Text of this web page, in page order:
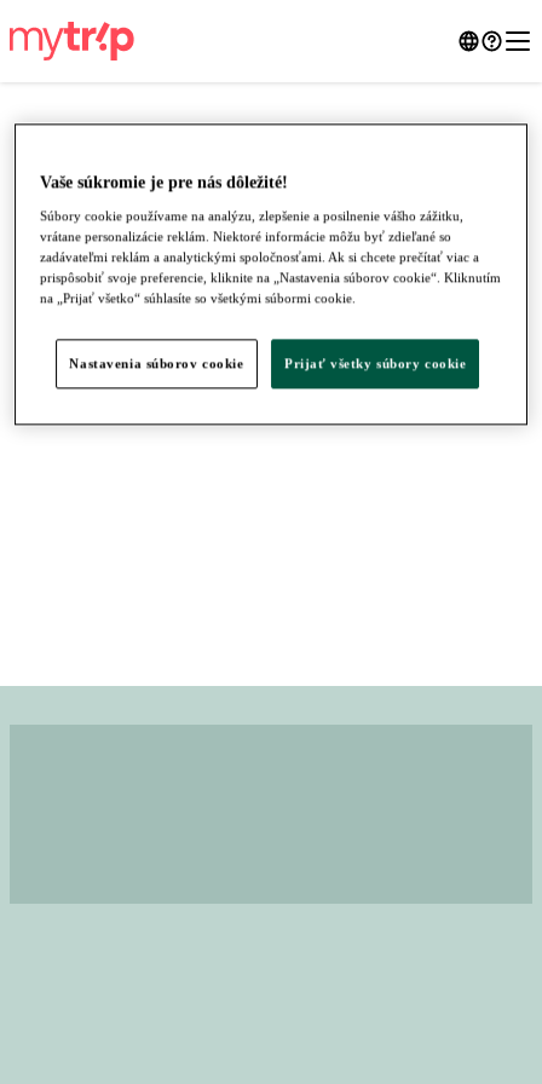
●●●
Vaše súkromie je pre nás dôležité!
Súbory cookie používame na analýzu, zlepšenie a posilnenie vášho zážitku,
vrátane personalizácie reklám. Niektoré informácie môžu byť zdieľané so
zadávateľmi reklám a analytickými spoločnosťami. Ak si chcete prečítať viac a
prispôsobiť svoje preferencie, kliknite na „Nastavenia súborov cookie“. Kliknutím
na „Prijať všetko“ súhlasíte so všetkými súbormi cookie.
Nastavenia súborov cookie Prijať všetky súbory cookie